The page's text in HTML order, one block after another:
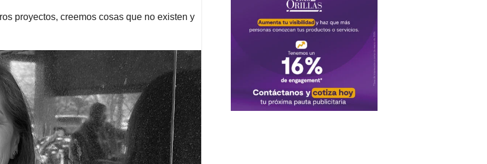
proyectos, creemos cosas que no existen y